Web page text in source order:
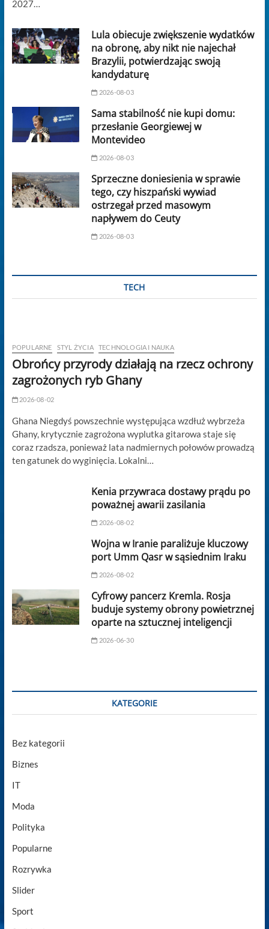
2027…
Lula obiecuje zwiększenie wydatków
na obronę, aby nikt nie najechał
Brazylii, potwierdzając swoją
kandydaturę
2026-08-03
Sama stabilność nie kupi domu:
przesłanie Georgiewej w
Montevideo
2026-08-03
Sprzeczne doniesienia w sprawie
tego, czy hiszpański wywiad
ostrzegał przed masowym
napływem do Ceuty
2026-08-03
TECH
POPULARNE STYL ŻYCIA TECHNOLOGIA I NAUKA
Obrońcy przyrody działają na rzecz ochrony
zagrożonych ryb Ghany
2026-08-02
Ghana Niegdyś powszechnie występująca wzdłuż wybrzeża
Ghany, krytycznie zagrożona wyplutka gitarowa staje się
coraz rzadsza, ponieważ lata nadmiernych połowów prowadzą
ten gatunek do wyginięcia. Lokalni…
Kenia przywraca dostawy prądu po
poważnej awarii zasilania
2026-08-02
Wojna w Iranie paraliżuje kluczowy
port Umm Qasr w sąsiednim Iraku
2026-08-02
Cyfrowy pancerz Kremla. Rosja
buduje systemy obrony powietrznej
oparte na sztucznej inteligencji
2026-06-30
KATEGORIE
Bez kategorii
Biznes
IT
Moda
Polityka
Popularne
Rozrywka
Slider
Sport